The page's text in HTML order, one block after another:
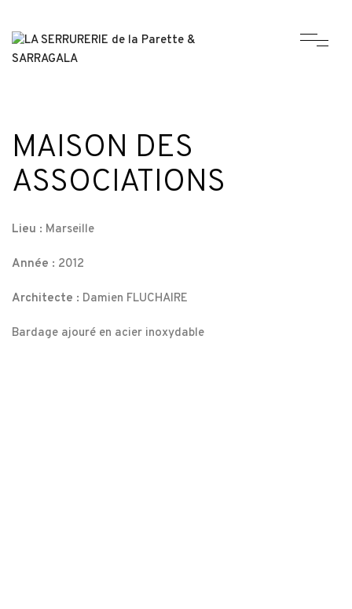
MAISON DES
ASSOCIATIONS
Lieu : Marseille
Année : 2012
Architecte : Damien FLUCHAIRE
Bardage ajouré en acier inoxydable